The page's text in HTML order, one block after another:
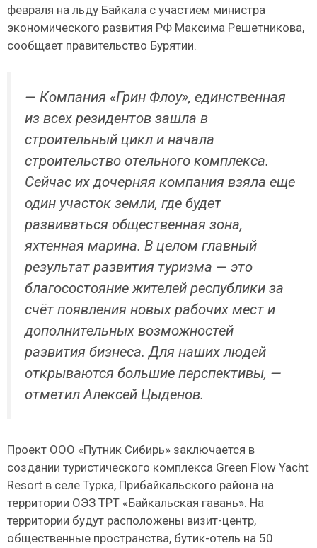
февраля на льду Байкала с участием министра
экономического развития РФ Максима Решетникова,
сообщает правительство Бурятии.
— Компания «Грин Флоу», единственная
из всех резидентов зашла в
строительный цикл и начала
строительство отельного комплекса.
Сейчас их дочерняя компания взяла еще
один участок земли, где будет
развиваться общественная зона,
яхтенная марина. В целом главный
результат развития туризма — это
благосостояние жителей республики за
счёт появления новых рабочих мест и
дополнительных возможностей
развития бизнеса. Для наших людей
открываются большие перспективы, —
отметил Алексей Цыденов.
Проект ООО «Путник Сибирь» заключается в
создании туристического комплекса Green Flow Yacht
Resort в селе Турка, Прибайкальского района на
территории ОЭЗ ТРТ «Байкальская гавань». На
территории будут расположены визит-центр,
общественные пространства, бутик-отель на 50